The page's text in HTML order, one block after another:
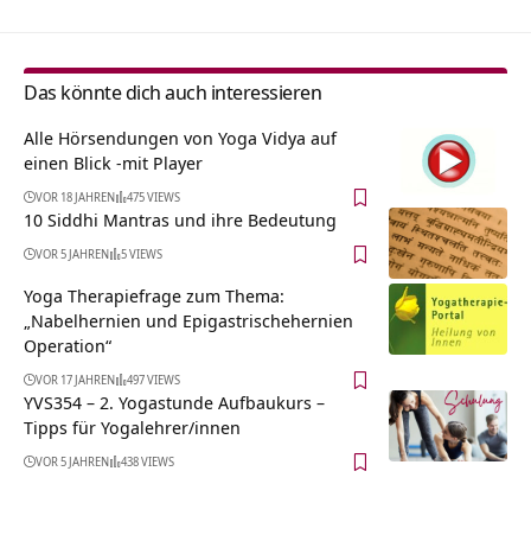
Das könnte dich auch interessieren
Alle Hörsendungen von Yoga Vidya auf
einen Blick -mit Player
VOR 18 JAHREN 475 VIEWS
10 Siddhi Mantras und ihre Bedeutung
VOR 5 JAHREN 5 VIEWS
Yoga Therapiefrage zum Thema:
„Nabelhernien und Epigastrischehernien
Operation“
VOR 17 JAHREN 497 VIEWS
YVS354 – 2. Yogastunde Aufbaukurs –
Tipps für Yogalehrer/innen
VOR 5 JAHREN 438 VIEWS